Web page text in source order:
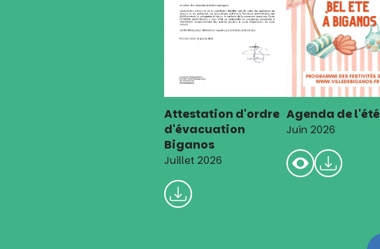
Attestation d'ordre
d'évacuation
Biganos
Juillet 2026
Agenda de l'été
Juin 2026